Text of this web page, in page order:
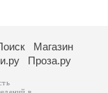
Магазин
Проза.ру